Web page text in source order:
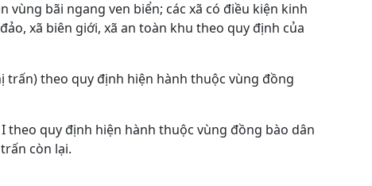
vùng bãi ngang ven biển; các xã có điều kiện kinh
xã biên giới, xã an toàn khu theo quy định của
trấn) theo quy định hiện hành thuộc vùng đồng
theo quy định hiện hành thuộc vùng đồng bào dân
còn lại.